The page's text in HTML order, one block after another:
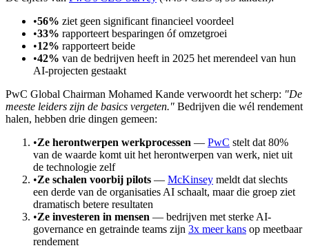
•56% ziet geen significant financieel voordeel
•33% rapporteert besparingen óf omzetgroei
•12% rapporteert beide
•42% van de bedrijven heeft in 2025 het merendeel van hun
AI-projecten gestaakt
PwC Global Chairman Mohamed Kande verwoordt het scherp: "De
meeste leiders zijn de basics vergeten." Bedrijven die wél rendement
halen, hebben drie dingen gemeen:
•Ze herontwerpen werkprocessen — PwC stelt dat 80%
van de waarde komt uit het herontwerpen van werk, niet uit
de technologie zelf
•Ze schalen voorbij pilots — McKinsey meldt dat slechts
een derde van de organisaties AI schaalt, maar die groep ziet
dramatisch betere resultaten
•Ze investeren in mensen — bedrijven met sterke AI-
governance en getrainde teams zijn 3x meer kans op meetbaar
rendement